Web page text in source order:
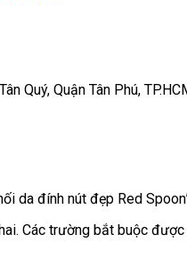
Quý, Quận Tân Phú,
da đính nút đẹp Red
Các trường bắt buộc được